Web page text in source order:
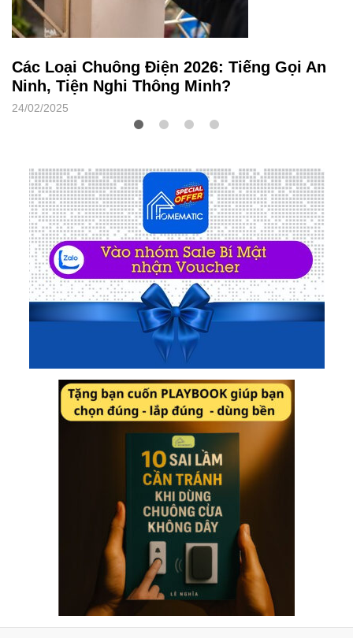
Các Loại Chuông Điện 2026: Tiếng Gọi An
Ninh, Tiện Nghi Thông Minh?
24/02/2025